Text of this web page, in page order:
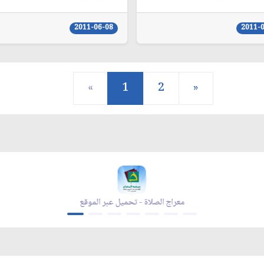
2011-
2011-06-08
« 1 2 »
معراج الصلاة - تحميل عبر الموقع